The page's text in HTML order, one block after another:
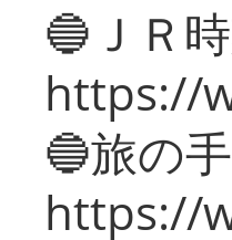
🔵ＪＲ
https://
🔵旅の
https://